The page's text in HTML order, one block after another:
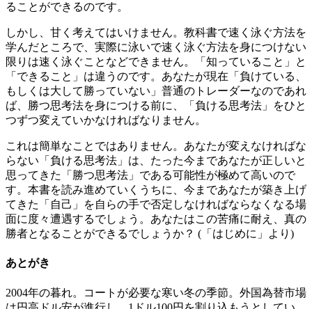
ることができるのです。
しかし、甘く考えてはいけません。教科書で速く泳ぐ方法を
学んだところで、実際に泳いで速く泳ぐ方法を身につけない
限りは速く泳ぐことなどできません。「知っていること」と
「できること」は違うのです。あなたが現在「負けている、
もしくは大して勝っていない」普通のトレーダーなのであれ
ば、勝つ思考法を身につける前に、「負ける思考法」をひと
つずつ変えていかなければなりません。
これは簡単なことではありません。あなたが変えなければな
らない「負ける思考法」は、たった今まであなたが正しいと
思ってきた「勝つ思考法」である可能性が極めて高いので
す。本書を読み進めていくうちに、今まであなたが築き上げ
てきた「自己」を自らの手で否定しなければならなくなる場
面に度々遭遇するでしょう。あなたはこの苦痛に耐え、真の
勝者となることができるでしょうか？ (「はじめに」より)
あとがき
2004年の暮れ。コートが必要な寒い冬の季節。外国為替市場